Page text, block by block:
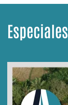
Especiales